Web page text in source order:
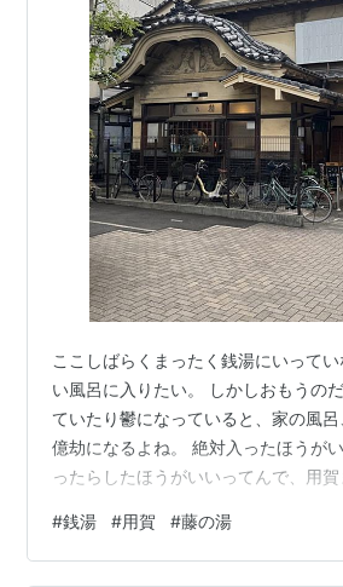
ここしばらくまったく銭湯にいって
い風呂に入りたい。 しかしおもうの
ていたり鬱になっていると、家の風
億劫になるよね。 絶対入ったほうが
ったらしたほうがいいってんで、用
の脇に見えるのは、古風なお風呂屋さ
囲まれておる。 中はシンプル、サウ
#銭湯 #用賀 #藤の湯